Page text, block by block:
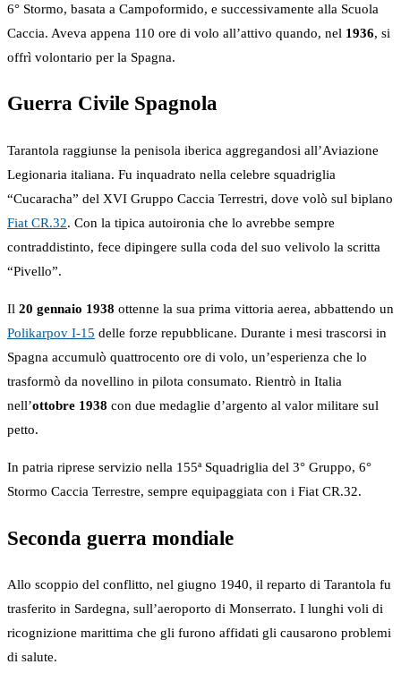
6° Stormo, basata a Campoformido, e successivamente alla Scuola
Caccia. Aveva appena 110 ore di volo all’attivo quando, nel 1936, si
offrì volontario per la Spagna.
Guerra Civile Spagnola
Tarantola raggiunse la penisola iberica aggregandosi all’Aviazione
Legionaria italiana. Fu inquadrato nella celebre squadriglia
“Cucaracha” del XVI Gruppo Caccia Terrestri, dove volò sul biplano
Fiat CR.32. Con la tipica autoironia che lo avrebbe sempre
contraddistinto, fece dipingere sulla coda del suo velivolo la scritta
“Pivello”.
Il 20 gennaio 1938 ottenne la sua prima vittoria aerea, abbattendo un
Polikarpov I-15 delle forze repubblicane. Durante i mesi trascorsi in
Spagna accumulò quattrocento ore di volo, un’esperienza che lo
trasformò da novellino in pilota consumato. Rientrò in Italia
nell’ottobre 1938 con due medaglie d’argento al valor militare sul
petto.
In patria riprese servizio nella 155ª Squadriglia del 3° Gruppo, 6°
Stormo Caccia Terrestre, sempre equipaggiata con i Fiat CR.32.
Seconda guerra mondiale
Allo scoppio del conflitto, nel giugno 1940, il reparto di Tarantola fu
trasferito in Sardegna, sull’aeroporto di Monserrato. I lunghi voli di
ricognizione marittima che gli furono affidati gli causarono problemi
di salute.